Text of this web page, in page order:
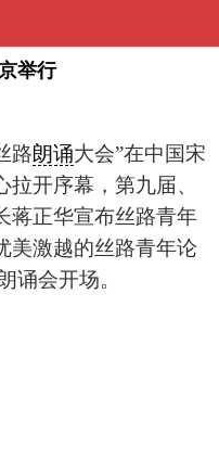
举行
路朗诵大会”在中国宋
开序幕，第九届、
蒋正华宣布丝路青年
美激越的丝路青年论
诵会开场。